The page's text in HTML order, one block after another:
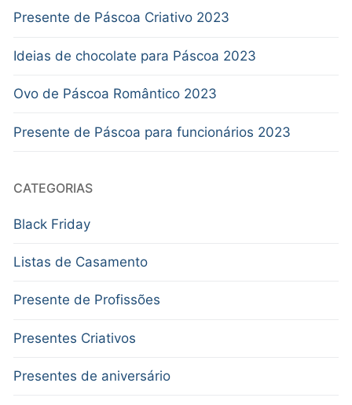
Presente de Páscoa Criativo 2023
Ideias de chocolate para Páscoa 2023
Ovo de Páscoa Romântico 2023
Presente de Páscoa para funcionários 2023
CATEGORIAS
Black Friday
Listas de Casamento
Presente de Profissões
Presentes Criativos
Presentes de aniversário